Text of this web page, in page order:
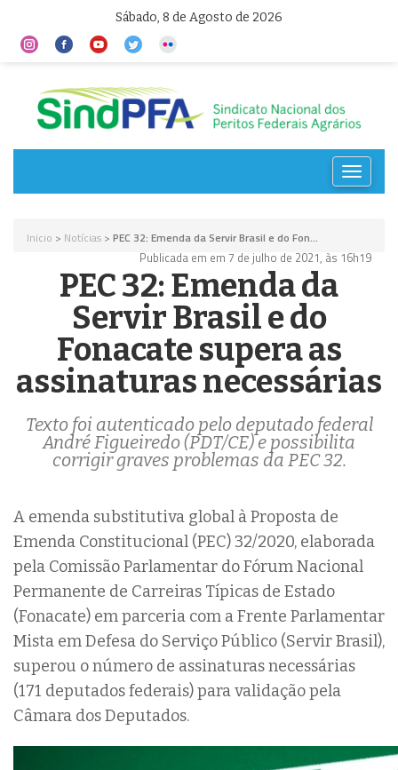
Sábado, 8 de Agosto de 2026
Toggle
Inicio > Notícias > PEC 32: Emenda da Servir Brasil e do Fon...
Publicada em em 7 de julho de 2021, às 16h19
PEC 32: Emenda da
Servir Brasil e do
Fonacate supera as
assinaturas necessárias
Texto foi autenticado pelo deputado federal
André Figueiredo (PDT/CE) e possibilita
corrigir graves problemas da PEC 32.
A emenda substitutiva global à Proposta de
Emenda Constitucional (PEC) 32/2020, elaborada
pela Comissão Parlamentar do Fórum Nacional
Permanente de Carreiras Típicas de Estado
(Fonacate) em parceria com a Frente Parlamentar
Mista em Defesa do Serviço Público (Servir Brasil),
superou o número de assinaturas necessárias
(171 deputados federais) para validação pela
Câmara dos Deputados.